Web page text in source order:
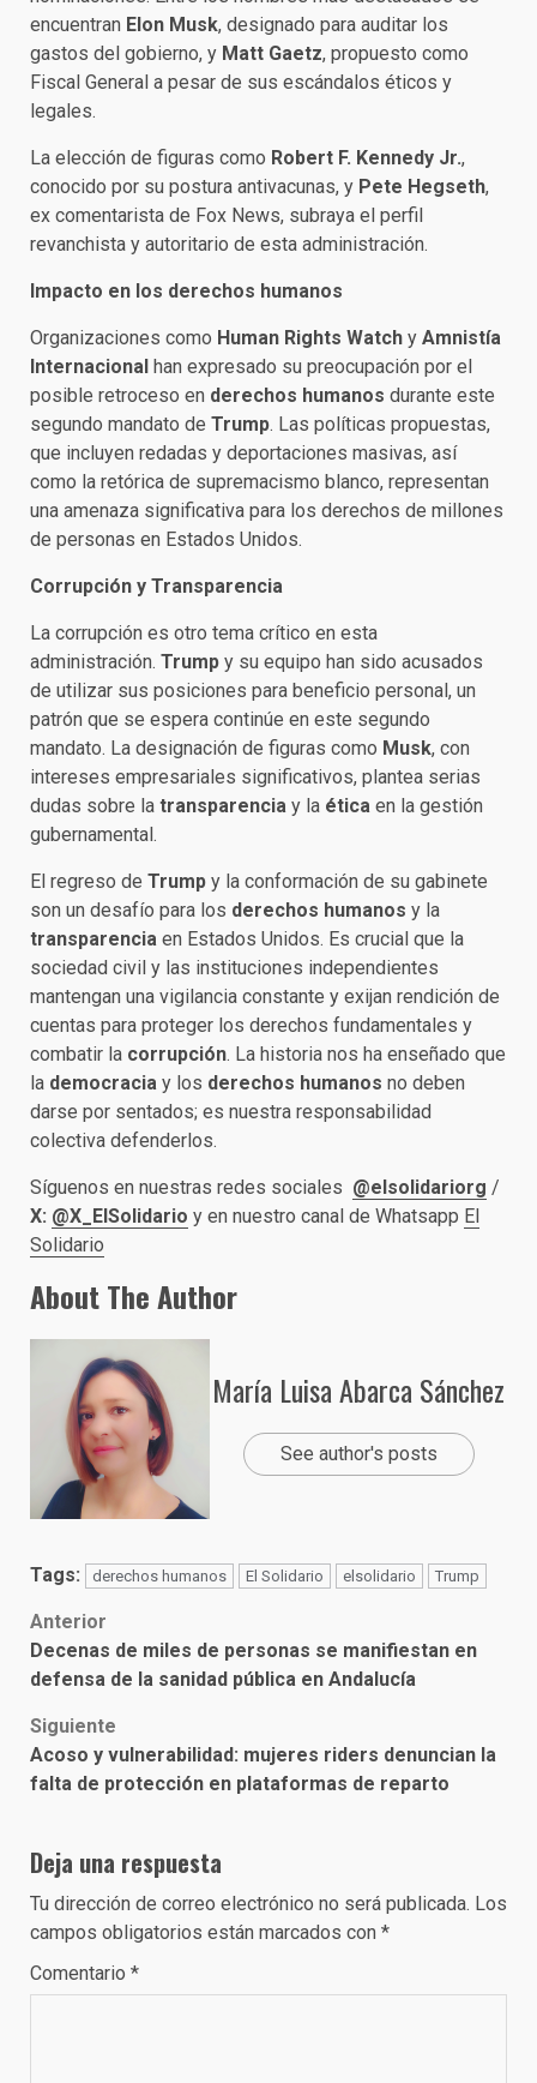
encuentran Elon Musk, designado para auditar los
gastos del gobierno, y Matt Gaetz, propuesto como
Fiscal General a pesar de sus escándalos éticos y
legales.
La elección de figuras como Robert F. Kennedy Jr.,
conocido por su postura antivacunas, y Pete Hegseth,
ex comentarista de Fox News, subraya el perfil
revanchista y autoritario de esta administración.
Impacto en los derechos humanos
Organizaciones como Human Rights Watch y Amnistía
Internacional han expresado su preocupación por el
posible retroceso en derechos humanos durante este
segundo mandato de Trump. Las políticas propuestas,
que incluyen redadas y deportaciones masivas, así
como la retórica de supremacismo blanco, representan
una amenaza significativa para los derechos de millones
de personas en Estados Unidos.
Corrupción y Transparencia
La corrupción es otro tema crítico en esta
administración. Trump y su equipo han sido acusados
de utilizar sus posiciones para beneficio personal, un
patrón que se espera continúe en este segundo
mandato. La designación de figuras como Musk, con
intereses empresariales significativos, plantea serias
dudas sobre la transparencia y la ética en la gestión
gubernamental.
El regreso de Trump y la conformación de su gabinete
son un desafío para los derechos humanos y la
transparencia en Estados Unidos. Es crucial que la
sociedad civil y las instituciones independientes
mantengan una vigilancia constante y exijan rendición de
cuentas para proteger los derechos fundamentales y
combatir la corrupción. La historia nos ha enseñado que
la democracia y los derechos humanos no deben
darse por sentados; es nuestra responsabilidad
colectiva defenderlos.
Síguenos en nuestras redes sociales @elsolidariorg /
X: @X_ElSolidario y en nuestro canal de Whatsapp El
Solidario
About The Author
María Luisa Abarca Sánchez
See author's posts
Tags: derechos humanos El Solidario elsolidario Trump
Post
navigation
Anterior
Decenas de miles de personas se manifiestan en
defensa de la sanidad pública en Andalucía
Siguiente
Acoso y vulnerabilidad: mujeres riders denuncian la
falta de protección en plataformas de reparto
Deja una respuesta
Tu dirección de correo electrónico no será publicada. Los
campos obligatorios están marcados con *
Comentario *